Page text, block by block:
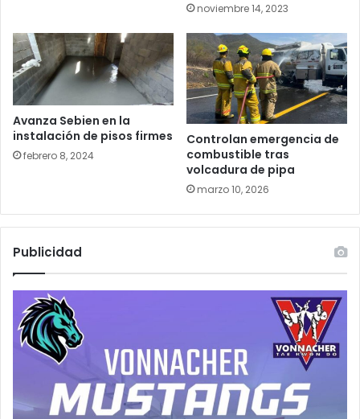
noviembre 14, 2023
Avanza Sebien en la
instalación de pisos firmes
febrero 8, 2024
Controlan emergencia de
combustible tras
volcadura de pipa
marzo 10, 2026
Publicidad